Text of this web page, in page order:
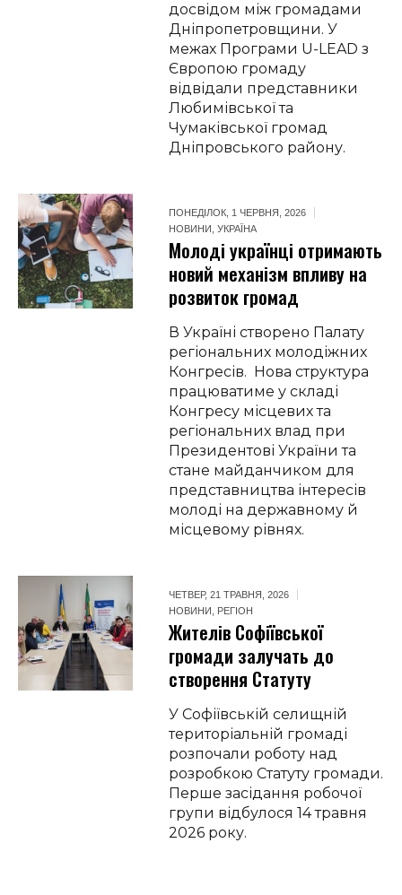
досвідом між громадами
Дніпропетровщини. У
межах Програми U-LEAD з
Європою громаду
відвідали представники
Любимівської та
Чумаківської громад
Дніпровського району.
ПОНЕДІЛОК, 1 ЧЕРВНЯ, 2026
НОВИНИ ,УКРАЇНА
Молоді українці отримають
новий механізм впливу на
розвиток громад
В Україні створено Палату
регіональних молодіжних
Конгресів. Нова структура
працюватиме у складі
Конгресу місцевих та
регіональних влад при
Президентові України та
стане майданчиком для
представництва інтересів
молоді на державному й
місцевому рівнях.
ЧЕТВЕР, 21 ТРАВНЯ, 2026
НОВИНИ
РЕГІОН
Жителів Софіївської
громади залучать до
створення Статуту
У Софіївській селищній
територіальній громаді
розпочали роботу над
розробкою Статуту громади.
Перше засідання робочої
групи відбулося 14 травня
2026 року.